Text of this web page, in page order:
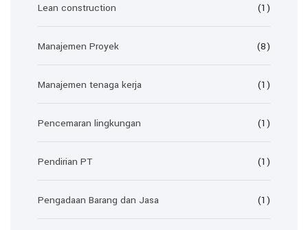
Lean construction (1)
Manajemen Proyek (8)
Manajemen tenaga kerja (1)
Pencemaran lingkungan (1)
Pendirian PT (1)
Pengadaan Barang dan Jasa (1)